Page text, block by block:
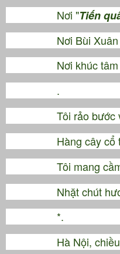
Nơi "Tiến
Nơi Bùi
Nơi khúc
.
Tôi rảo bước
Hàng cây cổ
Tôi mang
Nhặt chút
*.
Hà Nội,